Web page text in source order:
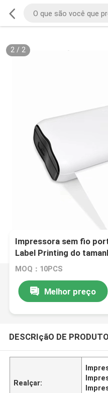
2/ 2
Impressora sem fio
Label Printing do
escritório domiciliário
MOQ：10PCS
Melhor preço
DESCRIçãO DE PRODUTO
Realçar: